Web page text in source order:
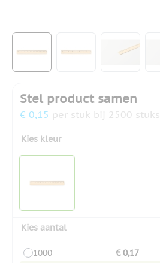
Stel product samen
€ 0,15 per stuk bij 2500 stuks
Kies kleur
Kies aantal
1000
€ 0,17